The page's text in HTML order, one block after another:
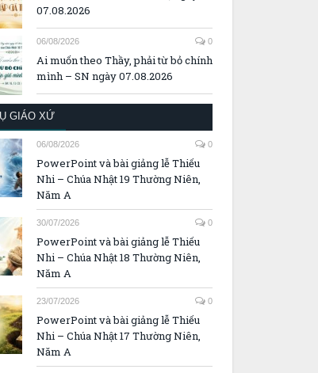
07.08.2026
06/08/2026 0
Ai muốn theo Thầy, phải từ bỏ chính
mình – SN ngày 07.08.2026
GIÁO XỨ
06/08/2026 0
PowerPoint và bài giảng lễ Thiếu
Nhi – Chúa Nhật 19 Thường Niên,
Năm A
30/07/2026 0
PowerPoint và bài giảng lễ Thiếu
Nhi – Chúa Nhật 18 Thường Niên,
Năm A
23/07/2026 0
PowerPoint và bài giảng lễ Thiếu
Nhi – Chúa Nhật 17 Thường Niên,
Năm A